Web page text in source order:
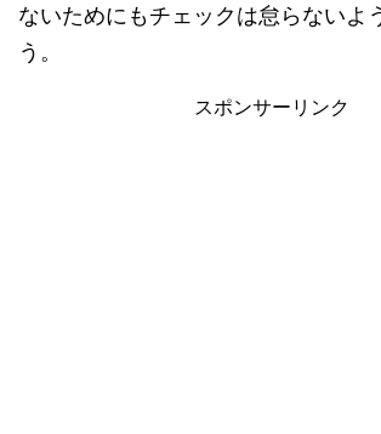
ないためにもチェックは怠らないよ
う。
スポンサーリンク